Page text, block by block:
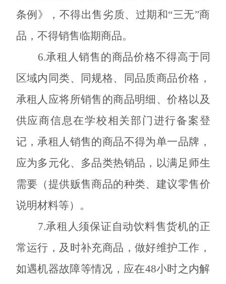
条例》，不得出售劣质、过期和“三无”商
品，不得销售临期商品。
6.承租人销售的商品价格不得高于同
区域内同类、同规格、同品质商品价格，
承租人应将所销售的商品明细、价格以及
供应商信息在学校相关部门进行备案登
记，承租人销售的商品不得为单一品牌，
应为多元化、多品类热销品，以满足师生
需要（提供贩售商品的种类、建议零售价
说明材料等）。
7.承租人须保证自动饮料售货机的正
常运行，及时补充商品，做好维护工作，
如遇机器故障等情况，应在48小时之内解